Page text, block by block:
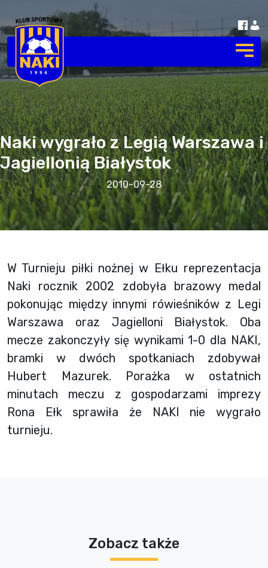
Naki wygrało z Legią Warszawa i
Jagiellonią Białystok
2010-09-28
W Turnieju piłki nożnej w Ełku reprezentacja
Naki rocznik 2002 zdobyła brazowy medal
pokonując między innymi rówieśników z Legi
Warszawa oraz Jagielloni Białystok. Oba
mecze zakonczyły się wynikami 1-0 dla NAKI,
bramki w dwóch spotkaniach zdobywał
Hubert Mazurek. Porażka w ostatnich
minutach meczu z gospodarzami imprezy
Rona Ełk sprawiła że NAKI nie wygrało
turnieju.
Zobacz także